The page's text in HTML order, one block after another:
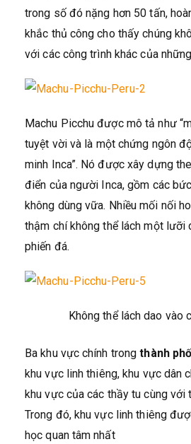
trong số đó nặng hơn 50 tấn,
khắc thủ công cho thấy chúng
với các công trình khác của
Machu Picchu được mô tả như
tuyệt vời và là một chứng ngôn
minh Inca”. Nó được xây dựng
điển của người Inca, gồm các
không dùng vữa. Nhiều mối nối
thậm chí không thể lách một lưỡi
phiến đá.
Không thể lách dao vào
Ba khu vực chính trongthành
khu vực linh thiêng, khu vực dân
khu vực của các thầy tu cùng với
Trong đó, khu vực linh thiêng
học quan tâm nhất